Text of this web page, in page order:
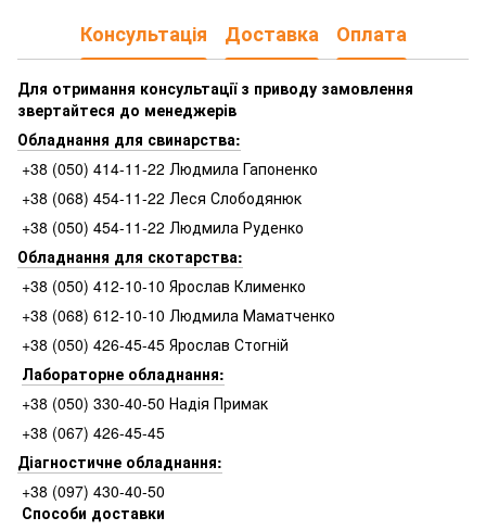
Консультація Доставка Оплата
Для отримання консультації з приводу замовлення
звертайтеся до менеджерів
Обладнання для свинарства:
+38 (050) 414-11-22 Людмила Гапоненко
+38 (068) 454-11-22 Леся Слободянюк
+38 (050) 454-11-22 Людмила Руденко
Обладнання для скотарства:
+38 (050) 412-10-10 Ярослав Клименко
+38 (068) 612-10-10 Людмила Маматченко
+38 (050) 426-45-45 Ярослав Стогній
Лабораторне обладнання:
+38 (050) 330-40-50 Надія Примак
+38 (067) 426-45-45
Діагностичне обладнання:
+38 (097) 430-40-50
Способи доставки